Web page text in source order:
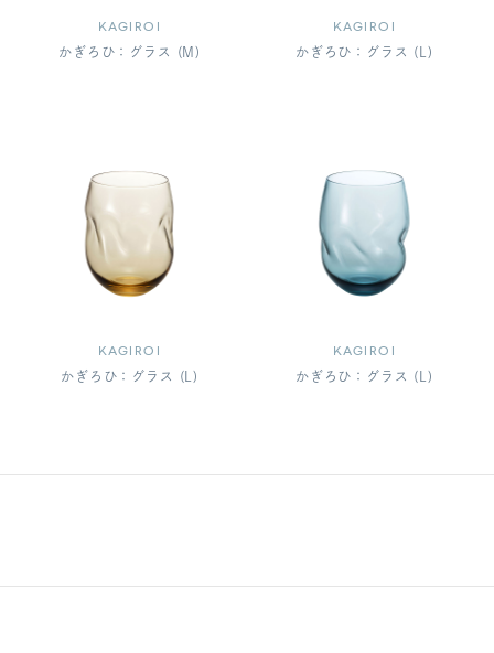
KAGIROI
かぎろひ：グラス (M)
KAGIROI
かぎろひ：グラス (L)
KAGIROI
かぎろひ：グラス (L)
KAGIROI
かぎろひ：グラス (L)